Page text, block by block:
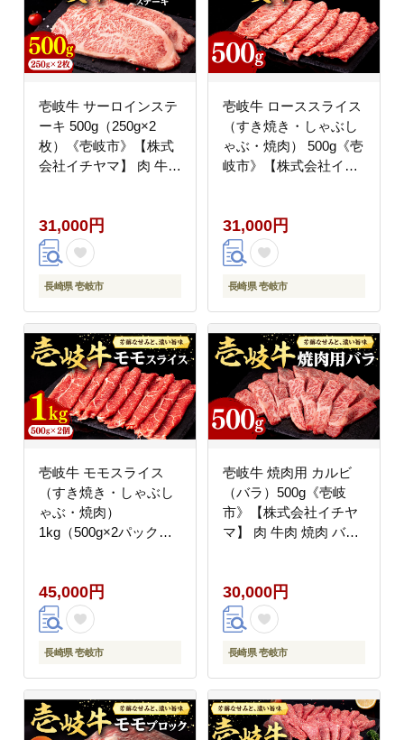
壱岐牛 サーロインステ
ーキ 500g（250g×2
枚）《壱岐市》【株式
会社イチヤマ】 肉 牛肉
31000円
31,000円
長崎県 壱岐市
壱岐牛 ローススライス
（すき焼き・しゃぶし
ゃぶ・焼肉） 500g《壱
岐市》【株式会社イチ
31000 31000円 のし ギ
フト
31,000円
長崎県 壱岐市
壱岐牛 モモスライス
（すき焼き・しゃぶし
ゃぶ・焼肉）
1kg（500g×2パック）
モ スライス [JFE008]
45000 45000円
45,000円
長崎県 壱岐市
壱岐牛 焼肉用 カルビ
（バラ）500g《壱岐
市》【株式会社イチヤ
マ】 肉 牛肉 焼肉 バラ
30000円 3万円
30,000円
長崎県 壱岐市